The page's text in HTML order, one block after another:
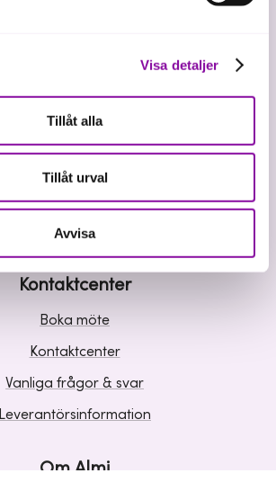
Visa detaljer
Tillåt alla
Tillåt urval
Avvisa
Våra tjänster
Riskkapital
Affärsutveckling
Kunskap och inspiration
Kontaktcenter
Boka möte
Kontaktcenter
Vanliga frågor & svar
Leverantörsinformation
Om Almi